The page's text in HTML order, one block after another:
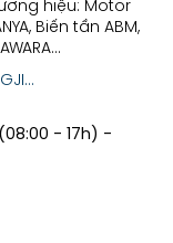
hiệu: Motor
Biến tần ABM,
- 17h) -